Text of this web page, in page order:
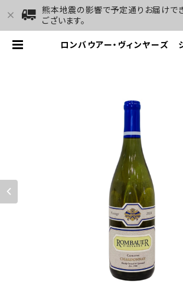
熊本地震の影響で予定通りお届けで
ございます。
ロンバウアー・ヴィンヤーズ